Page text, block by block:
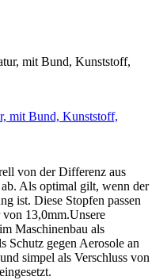
mit Bund, Kunststoff,
von der Differenz aus
Als optimal gilt, wenn der
ist. Diese Stopfen passen
13,0mm.Unsere
Maschinenbau als
Schutz gegen Aerosole an
simpel als Verschluss von